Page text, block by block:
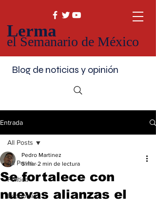
Lerma
el Semanario de México
Blog de noticias y opinión
Entrada
All Posts
Política
Economía
All Posts
Se fortalece con
nuevas alianzas el
Pedro Martinez
5 mar 2 min de lectura